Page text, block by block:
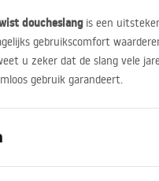
doucheslangis een
gebruikscomfort
u zeker dat de slang vele
gebruik garandeert.